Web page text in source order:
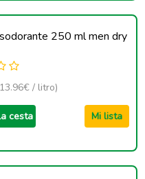
250 ml men dry
/ litro)
cesta Mi lista